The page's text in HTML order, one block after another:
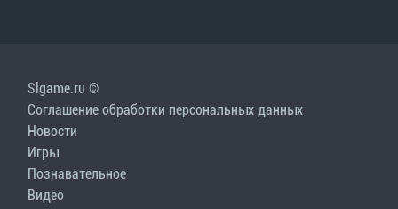
Slgame.ru ©
Соглашение обработки персональных данных
Новости
Игры
Познавательное
Видео